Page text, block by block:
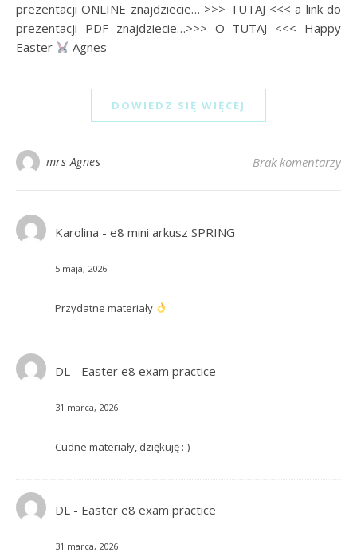
prezentacji ONLINE znajdziecie… >>> TUTAJ <<< a link do
prezentacji PDF znajdziecie…>>> O TUTAJ <<< Happy
Easter
Agnes
DOWIEDZ SIĘ WIĘCEJ
mrs Agnes Brak komentarzy
Karolina - e8 mini arkusz SPRING
5 maja, 2026
Przydatne materiały
DL- Easter e8 exam practice
31 marca, 2026
Cudne materiały, dziękuję :-)
DL- Easter e8 exam practice
31 marca, 2026